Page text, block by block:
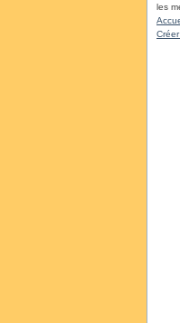
les